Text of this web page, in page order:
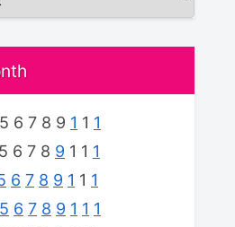
5 6 7 8 9 1 1 1
5 6 7 8 9 1 1 1
6 7 8 9 1 1 1
5 6 7 8 9 1 1 1